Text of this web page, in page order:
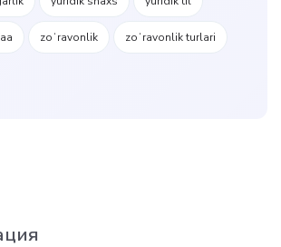
zoʻravonlik zoʻravonlik turlari